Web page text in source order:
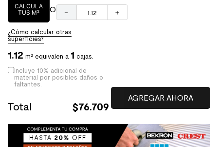
CALCULA
TUS M²
O ＋
－
¿Cómo calcular otras
superficies?
1.12 m² equivalen a 1 cajas.
Incluye 10% adicional de
material por posibles daños o
faltantes.
Total $76.709